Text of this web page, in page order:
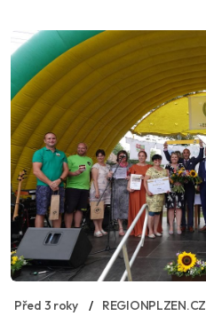
Před 3 roky REGIONPLZEN.CZ